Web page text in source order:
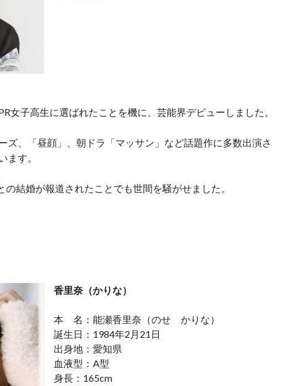
女子高生に選ばれたことを機に、芸能界デビューしました。
ズ、「昼顔」、朝ドラ「マッサン」など話題作に多数出演さ
ます。
結婚が報道されたことでも世間を騒がせました。
香里奈（かりな）
本 名：能瀬香里奈（のせ かりな）
誕生日：1984年2月21日
出身地：愛知県
血液型：A型
身長：165cm